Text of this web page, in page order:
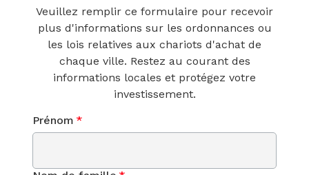
Veuillez remplir ce formulaire pour recevoir
plus d'informations sur les ordonnances ou
les lois relatives aux chariots d'achat de
chaque ville. Restez au courant des
informations locales et protégez votre
investissement.
Prénom *